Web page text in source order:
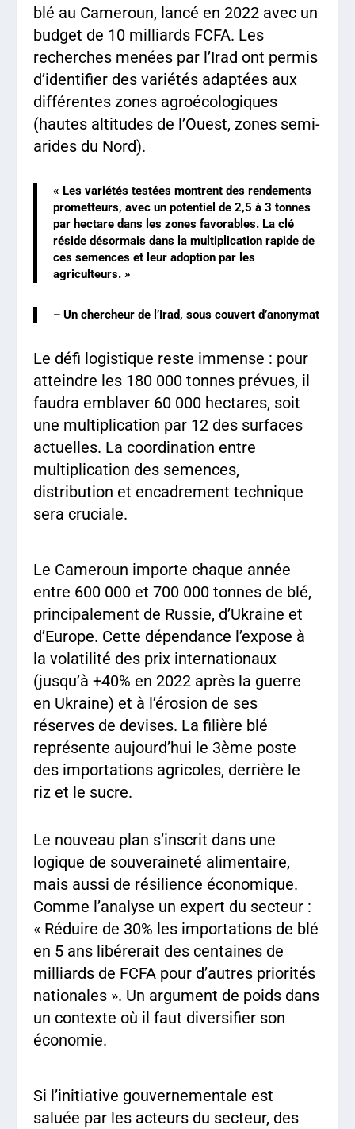
blé au Cameroun, lancé en 2022 avec un
budget de 10 milliards FCFA. Les
recherches menées par l’Irad ont permis
d’identifier des variétés adaptées aux
différentes zones agroécologiques
(hautes altitudes de l’Ouest, zones semi-
arides du Nord).
« Les variétés testées montrent des rendements
prometteurs, avec un potentiel de 2,5 à 3 tonnes
par hectare dans les zones favorables. La clé
réside désormais dans la multiplication rapide de
ces semences et leur adoption par les
agriculteurs. »
– Un chercheur de l’Irad, sous couvert d’anonymat
Le défi logistique reste immense : pour
atteindre les 180 000 tonnes prévues, il
faudra emblaver 60 000 hectares, soit
une multiplication par 12 des surfaces
actuelles. La coordination entre
multiplication des semences,
distribution et encadrement technique
sera cruciale.
Le Cameroun importe chaque année
entre 600 000 et 700 000 tonnes de blé,
principalement de Russie, d’Ukraine et
d’Europe. Cette dépendance l’expose à
la volatilité des prix internationaux
(jusqu’à +40% en 2022 après la guerre
en Ukraine) et à l’érosion de ses
réserves de devises. La filière blé
représente aujourd’hui le 3ème poste
des importations agricoles, derrière le
riz et le sucre.
Le nouveau plan s’inscrit dans une
logique de souveraineté alimentaire,
mais aussi de résilience économique.
Comme l’analyse un expert du secteur :
« Réduire de 30% les importations de blé
en 5 ans libérerait des centaines de
milliards de FCFA pour d’autres priorités
nationales ». Un argument de poids dans
un contexte où il faut diversifier son
économie.
Si l’initiative gouvernementale est
saluée par les acteurs du secteur, des